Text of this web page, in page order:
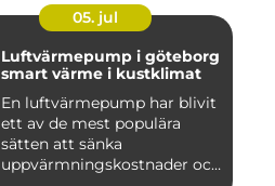
05. jul
Luftvärmepump i göteborg
smart värme i kustklimat
En luftvärmepump har blivit
ett av de mest populära
sätten att sänka
uppvärmningskostnader och